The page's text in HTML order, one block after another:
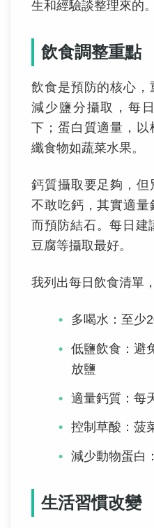
生和經驗談整理來的。
飲食調整重點
飲食是預防的核心，
減少鹽分攝取，每
下；蛋白質適量，
纖食物如蔬菜水果。
鈣質攝取要足夠，
不敢吃鈣，其實適量
而預防結石。每日建
豆腐等攝取最好。
我列出每日飲食清單
多喝水：至少
低鹽飲食：避
放鹽
適量鈣質：每
控制草酸：菠
減少動物蛋白
生活習慣改變